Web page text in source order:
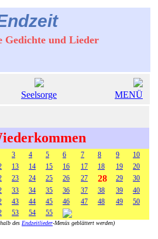
Gedichte und Lieder
Seelsorge MENÜ
3 4 5 6 7 8 9
10
13 14 15 16 17 18 19
20
23 24 25 26 27 28 29
30
33 34 35 36 37 38 39
40
43 44 45 46 47 48 49
50
53 54 55
des Endzeitlieder-Menüs geblättert werden)